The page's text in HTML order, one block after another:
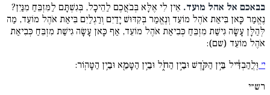
בבאכם אל אהל מועד. אֵין לִי אֶלָּא בְּבֹאֲכֶם לַהֵיכָל, בְּגִשְׁתָּם לַמִּזְבֵּחַ מִנַּיִן?
נֶאֱמַר כָּאן בִּיאַת אֹהֶל מוֹעֵד וְנֶאֱמַר בְּקִדּוּשׁ יָדַיִם וְרַגְלַיִם בִּיאַת אֹהֶל מוֹעֵד, מַה
לְּהַלָּן עָשָׂה גִישַׁת מִזְבֵּחַ כְּבִיאַת אֹהֶל מוֹעֵד, אַף כָּאן עָשָׂה גִישַׁת מִזְבֵּחַ כְּבִיאַת
אֹהֶל מוֹעֵד (שם):
י׳ וּֽלֲהַבְדִּ֔יל בֵּ֥ין הַקֹּ֖דֶשׁ וּבֵ֣ין הַחֹ֑ל וּבֵ֥ין הַטָּמֵ֖א וּבֵ֥ין הַטָּהֽוֹר:
רש״י